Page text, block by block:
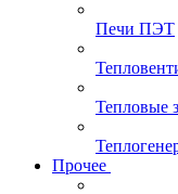
Печи ПЭТ
Тепловые
Прочее